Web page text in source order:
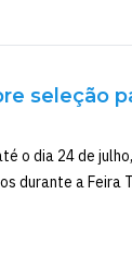
seleção
o dia 24 de
durante a Feira